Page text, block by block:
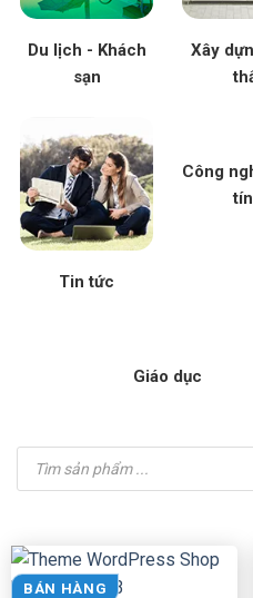
Du lịch - Khách
sạn
Xây
Tin tức
Công
Giáo dục
Tìm
kiếm
sản
BÁN HÀNG